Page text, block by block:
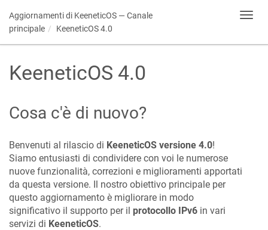
Aggiornamenti di KeeneticOS — Canale
principale
KeeneticOS4.0
KeeneticOS 4.0
Cosa c'è di nuovo?
Benvenuti al rilascio di KeeneticOS versione 4.0!
Siamo entusiasti di condividere con voi le numerose
nuove funzionalità, correzioni e miglioramenti apportati
da questa versione. Il nostro obiettivo principale per
questo aggiornamento è migliorare in modo
significativo il supporto per il protocollo IPv6 in vari
servizi di KeeneticOS.